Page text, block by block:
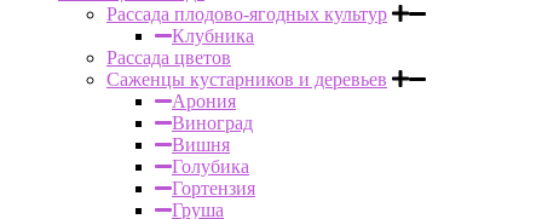
Рассада плодово-ягодных культур
Клубника
Рассада цветов
Саженцы кустарников и деревьев
Арония
Виноград
Вишня
Голубика
Гортензия
Груша